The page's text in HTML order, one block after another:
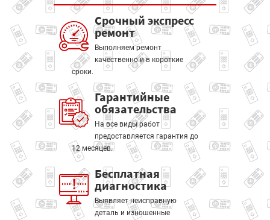
Срочный экспресс
ремонт
Выполняем ремонт
качественно и в короткие
сроки.
Гарантийные
обязательства
На все виды работ
предоставляется гарантия до
12 месяцев.
Бесплатная
диагностика
Выявляет неисправную
деталь и изношенные